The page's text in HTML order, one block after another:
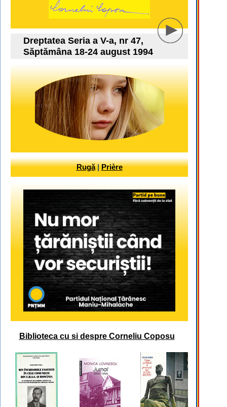
Dreptatea Seria a V-a, nr 47,
Săptămâna 18-24 august 1994
Rugă|Prière
Biblioteca cu si despre Corneliu Coposu